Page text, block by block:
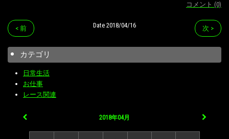
コメント (0)
< 前 次 >
Date 2018/04/16
カテゴリ
日常生活
お仕事
レース関連
2018年04月